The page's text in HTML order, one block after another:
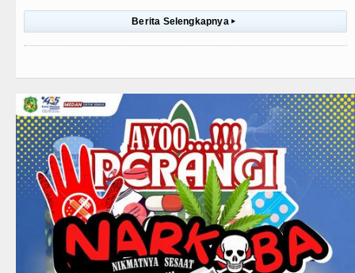
Berita Selengkapnya ▸